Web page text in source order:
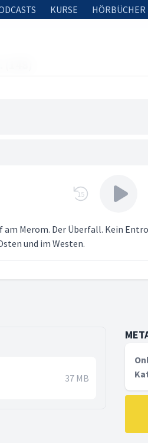
KURSE HÖRBÜCHER
15
am Merom. Der Überfall. Kein
und im Westen.
37 MB